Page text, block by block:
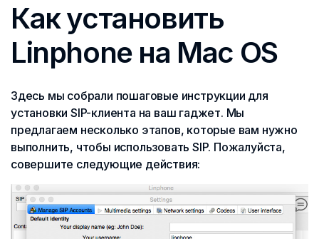
Как установить
Linphone на Mac OS
Здесь мы собрали пошаговые инструкции для
установки SIP-клиента на ваш гаджет. Мы
предлагаем несколько этапов, которые вам нужно
выполнить, чтобы использовать SIP. Пожалуйста,
совершите следующие действия: